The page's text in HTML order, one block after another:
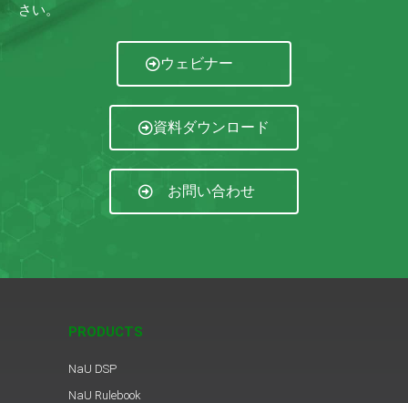
さい。
ウェビナー
資料ダウンロード
お問い合わせ
PRODUCTS
NaU DSP
NaU Rulebook